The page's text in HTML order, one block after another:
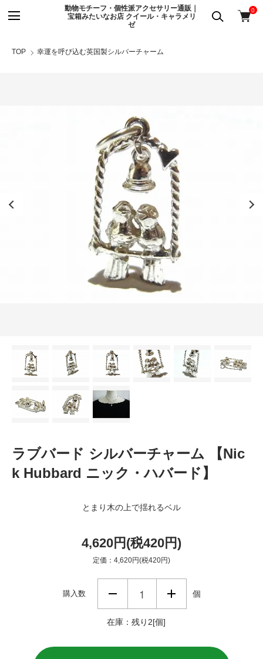
動物モチーフ・個性派アクセサリー通販｜
宝箱みたいなお店 クイール・キャラメリ
ゼ
0
TOP 幸運を呼び込む英国製シルバーチャーム
ラブバード シルバーチャーム 【Nic
k Hubbard ニック・ハバード】
とまり木の上で揺れるベル
4,620円(税420円)
定価：4,620円(税420円)
購入数 個
在庫：残り2[個]